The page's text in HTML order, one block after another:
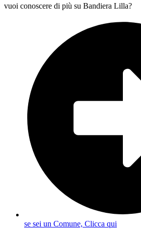
vuoi conoscere di più su Bandiera Lilla?
se sei un Comune, Clicca qui